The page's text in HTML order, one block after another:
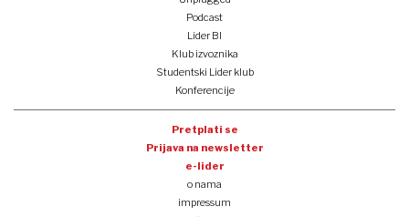
Podcast
Lider BI
Klub izvoznika
Studentski Lider klub
Konferencije
Pretplati se
Prijava na newsletter
e-lider
o nama
impressum